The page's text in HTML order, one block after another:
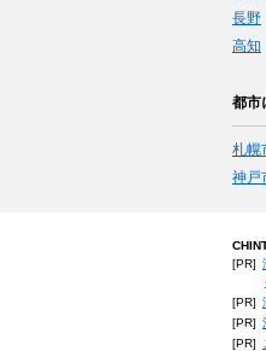
長野
高知
都市
札幌
神戸
[PR]
[PR]
[PR]
[PR]